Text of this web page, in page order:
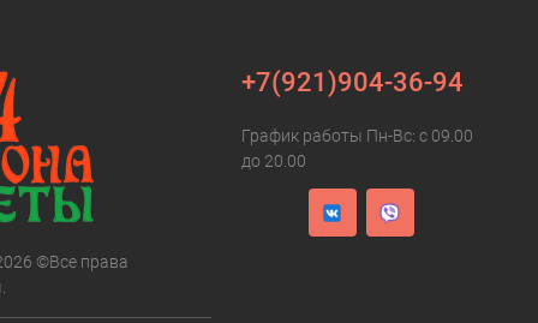
©Все права
+7(921)904-36-94
График работы Пн-Вс: с 09.00
до 20.00